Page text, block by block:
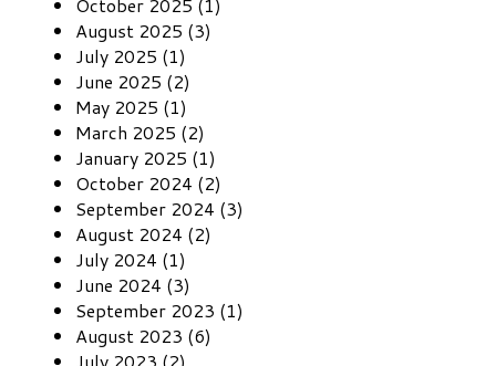
August 2025 (3)
July 2025 (1)
June 2025 (2)
May 2025 (1)
March 2025 (2)
January 2025 (1)
October 2024 (2)
September 2024 (3)
August 2024 (2)
July 2024 (1)
June 2024 (3)
September 2023 (1)
August 2023 (6)
July 2023 (2)